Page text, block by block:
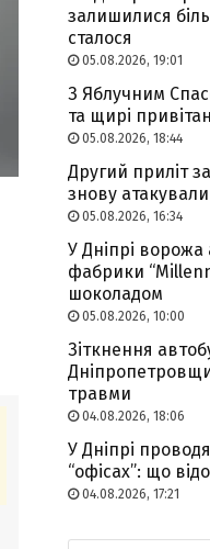
залишилися
сталося
05.08.2026, 19:01
З Яблучним
та щирі
05.08.2026, 18:44
Другий приліт
знову атакували
05.08.2026, 16:34
У Дніпрі
фабрики
шоколадом
05.08.2026, 10:00
Зіткнення
травми
04.08.2026, 18:06
У Дніпрі
“офісах”: що
04.08.2026, 17:21